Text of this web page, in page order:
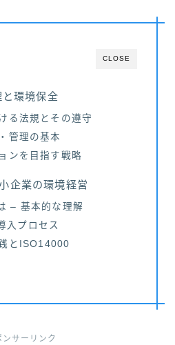
CLOSE
環境保全
る法規とその遵守
管理の基本
ンを目指す戦略
企業の環境経営
– 基本的な理解
入プロセス
とISO14000
ンサーリンク